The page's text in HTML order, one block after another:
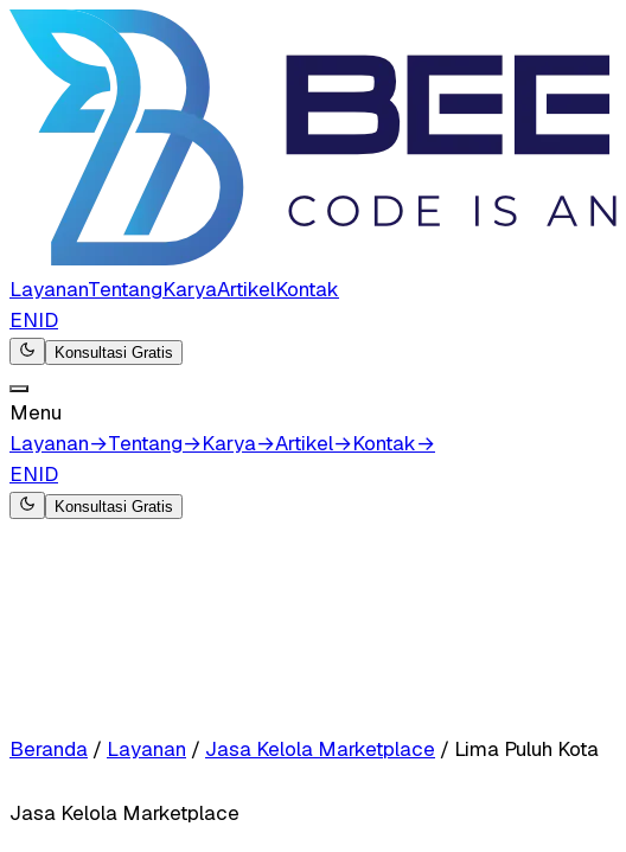
LayananTentangKaryaArtikelKontak
ENID
Konsultasi Gratis
Menu
Layanan→Tentang→Karya→Artikel→Kontak→
ENID
Konsultasi Gratis
Beranda / Layanan / Jasa Kelola Marketplace / Lima Puluh Kota
Jasa Kelola Marketplace